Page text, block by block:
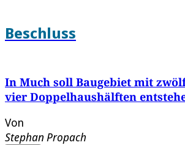
Beschluss
In Much soll Baugebiet mit
vier Doppelhaushälften
Von
Stephan Propach